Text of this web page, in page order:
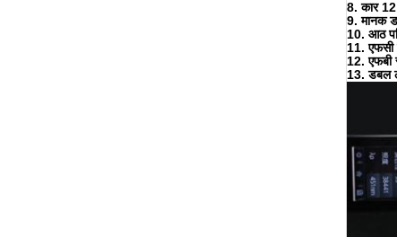
8. कार 12
9. मानक
10. आठ
11. एफसी
12. एफबी
13. डबल